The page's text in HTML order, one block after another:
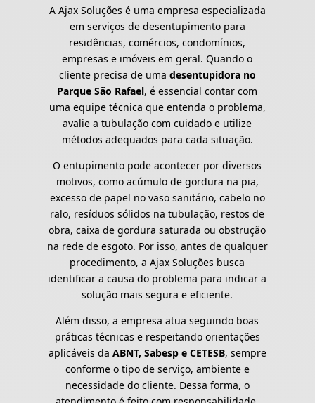
A Ajax Soluções é uma empresa especializada
em serviços de desentupimento para
residências, comércios, condomínios,
empresas e imóveis em geral. Quando o
cliente precisa de uma desentupidora no
Parque São Rafael, é essencial contar com
uma equipe técnica que entenda o problema,
avalie a tubulação com cuidado e utilize
métodos adequados para cada situação.
O entupimento pode acontecer por diversos
motivos, como acúmulo de gordura na pia,
excesso de papel no vaso sanitário, cabelo no
ralo, resíduos sólidos na tubulação, restos de
obra, caixa de gordura saturada ou obstrução
na rede de esgoto. Por isso, antes de qualquer
procedimento, a Ajax Soluções busca
identificar a causa do problema para indicar a
solução mais segura e eficiente.
Além disso, a empresa atua seguindo boas
práticas técnicas e respeitando orientações
aplicáveis da ABNT, Sabesp e CETESB, sempre
conforme o tipo de serviço, ambiente e
necessidade do cliente. Dessa forma, o